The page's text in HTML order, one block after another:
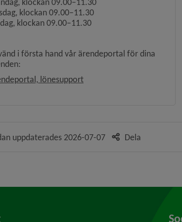
klockan 09.00–11.30
klockan 09.00–11.30
i första hand vår ärendeportal för dina
lönesupportLänk till annan webbplats,
uppdaterades 2026-07-07 Dela